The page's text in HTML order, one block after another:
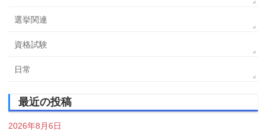
選挙関連
資格試験
日常
最近の投稿
2026年8月6日